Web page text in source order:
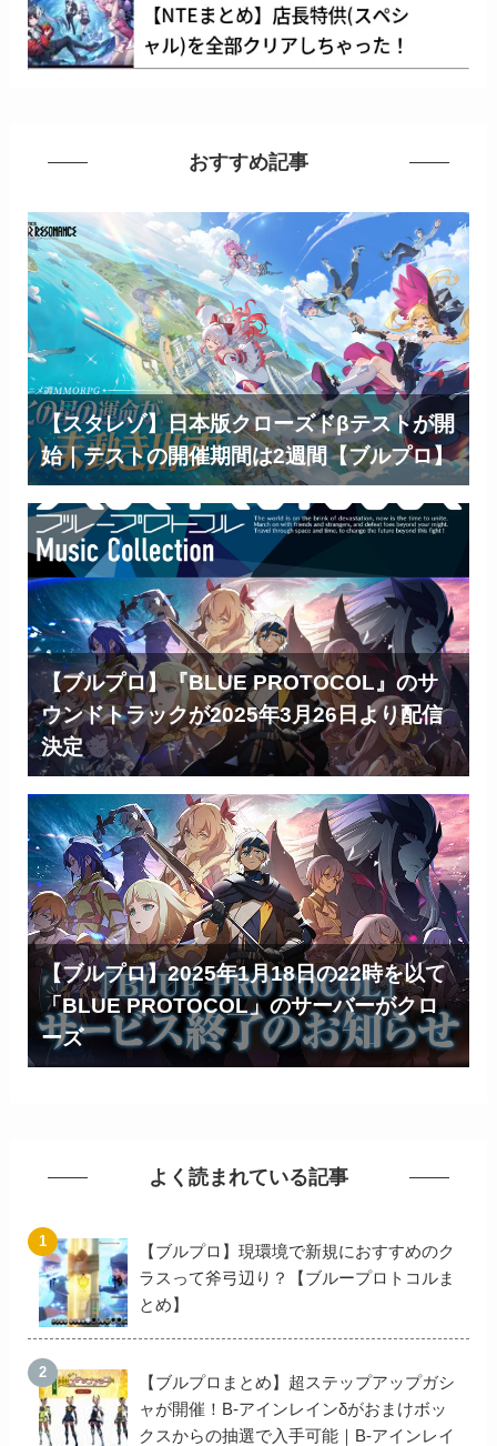
おすすめ記事
【スタレゾ】日本版クローズドβテストが開
始｜テストの開催期間は2週間【ブルプロ】
【ブルプロ】『BLUE PROTOCOL』のサ
ウンドトラックが2025年3月26日より配信
決定
【ブルプロ】2025年1月18日の22時を以て
「BLUE PROTOCOL」のサーバーがクロ
ーズ
よく読まれている記事
【ブルプロ】現環境で新規におすすめのク
ラスって斧弓辺り？【ブループロトコルま
とめ】
【ブルプロまとめ】超ステップアップガシ
ャが開催！B-アインレインδがおまけボッ
クスからの抽選で入手可能｜B-アインレイ